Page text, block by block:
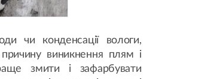
чи конденсації вологи,
виникнення плям і
змити і зафарбувати